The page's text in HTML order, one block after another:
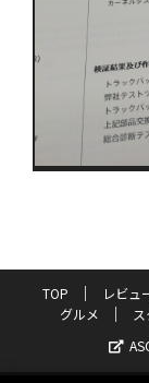
TOP レビュ
グルメ